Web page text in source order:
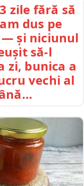
zile fără să
dus pe
și niciunul
să-l
zi, bunica a
vechi al